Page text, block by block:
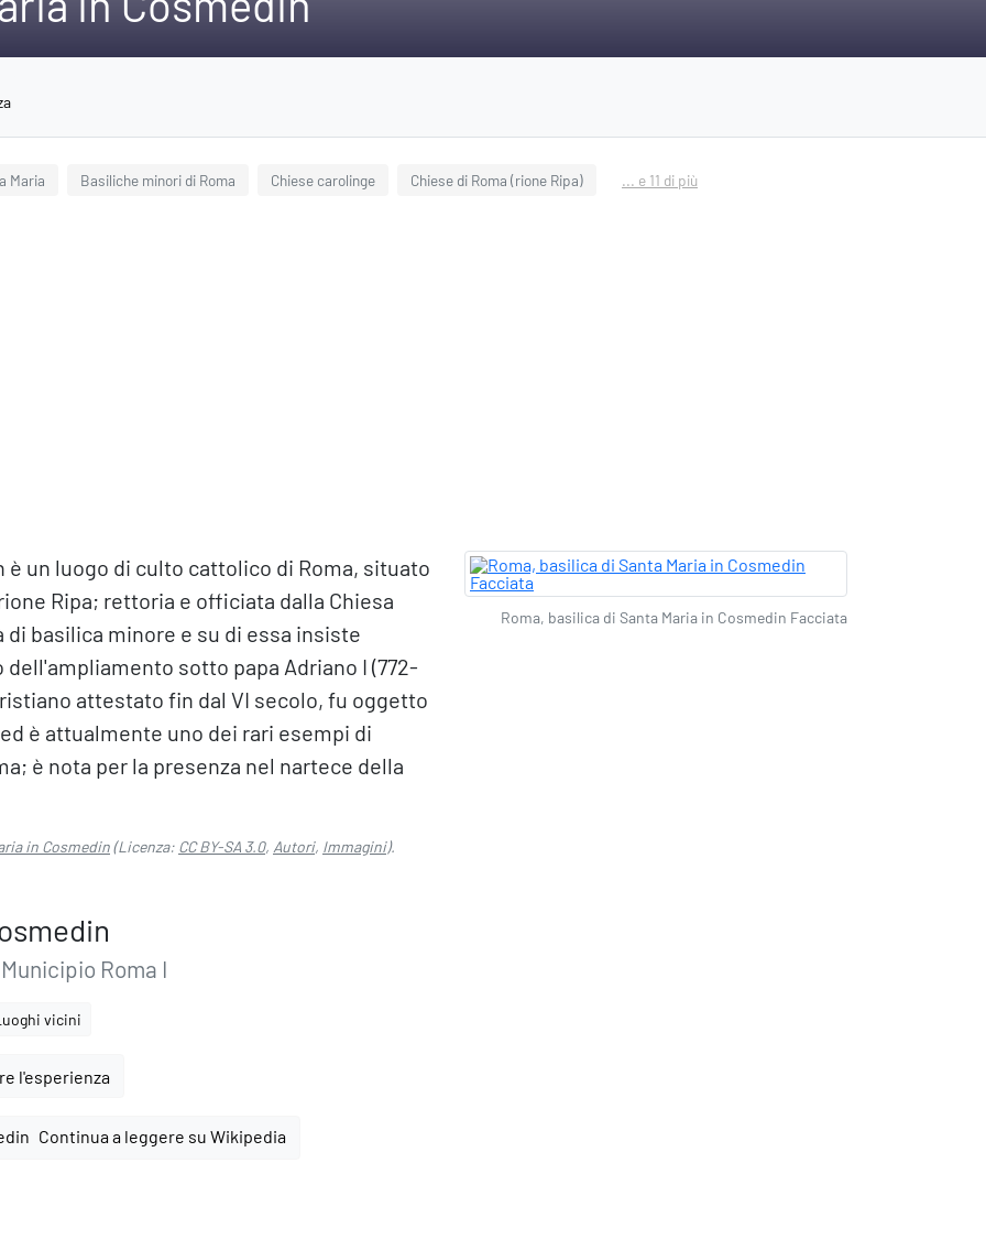
Maria Basiliche minori di Roma Chiese carolinge Chiese di Roma (rione Ripa) ... e 11 di più
è un luogo di culto cattolico di Roma, situato
Ripa; rettoria e officiata dalla Chiesa
basilica minore e su di essa insiste
sotto papa Adriano I (772-
attestato fin dal VI secolo, fu oggetto
è attualmente uno dei rari esempi di
è nota per la presenza nel nartece della
in Cosmedin(Licenza: CC BY-SA 3.0, Autori, Immagini).
Roma I
vicini
l'esperienza
Continua a leggere su Wikipedia
Roma, basilica di Santa Maria in Cosmedin Facciata